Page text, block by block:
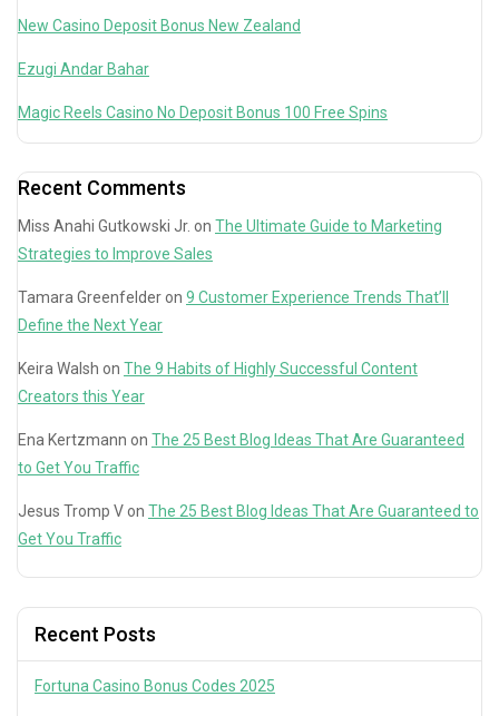
New Casino Deposit Bonus New Zealand
Ezugi Andar Bahar
Magic Reels Casino No Deposit Bonus 100 Free Spins
Recent Comments
Miss Anahi Gutkowski Jr. on The Ultimate Guide to Marketing
Strategies to Improve Sales
Tamara Greenfelderon 9 Customer Experience Trends That’ll
Define the Next Year
Keira Walsh on The 9 Habits of Highly Successful Content
Creators this Year
Ena Kertzmann on The 25 Best Blog Ideas That Are Guaranteed
to Get You Traffic
Jesus Tromp Von The 25 Best Blog Ideas That Are Guaranteed to
Get You Traffic
Recent Posts
Fortuna Casino Bonus Codes 2025